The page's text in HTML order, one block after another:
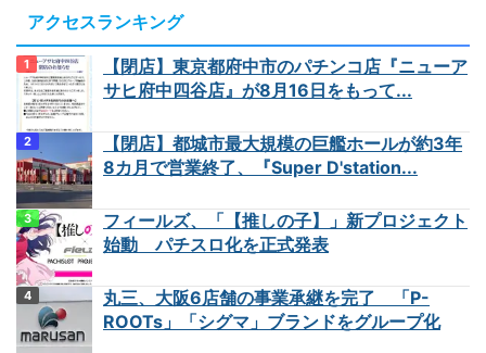
アクセスランキング
【閉店】東京都府中市のパチンコ店『ニューア
サヒ府中四谷店』が8月16日をもって...
【閉店】都城市最大規模の巨艦ホールが約3年
8カ月で営業終了、『Super D'station...
フィールズ、「【推しの子】」新プロジェクト
始動 パチスロ化を正式発表
丸三、大阪6店舗の事業承継を完了 「P-
ROOTs」「シグマ」ブランドをグループ化